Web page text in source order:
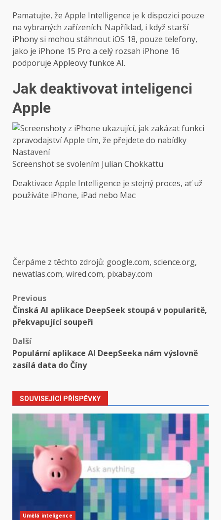
Pamatujte, že Apple Intelligence je k dispozici pouze
na vybraných zařízeních. Například, i když starší
iPhony si mohou stáhnout iOS 18, pouze telefony,
jako je iPhone 15 Pro a celý rozsah iPhone 16
podporuje Appleovy funkce AI.
Jak deaktivovat inteligenci
Apple
Screenshot se svolením Julian Chokkattu
Deaktivace Apple Intelligence je stejný proces, ať už
používáte iPhone, iPad nebo Mac:
Čerpáme z těchto zdrojů: google.com, science.org,
newatlas.com, wired.com, pixabay.com
Post
navigation
Previous
Čínská AI aplikace DeepSeek stoupá v popularitě,
překvapující soupeři
Další
Populární aplikace AI DeepSeeka nám výslovně
zasílá data do Číny
SOUVISEJÍCÍ PŘÍSPĚVKY
Umělá inteligence